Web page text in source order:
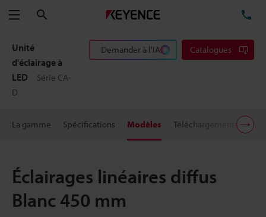
Menu
Unité
d'éclairage à
LED
Série CA-
D
Demander à l'IA Catalogues
La gamme Spécifications Modèles Téléchargements Prix
Éclairages linéaires diffus
Blanc 450 mm